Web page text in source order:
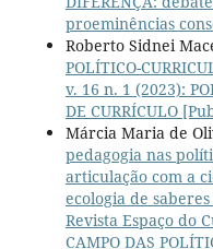
proeminências
Roberto Sidnei
POLÍTICO-
v. 16 n. 1 (2023):
DE CURRÍCULO
Márcia Maria de
pedagogia nas
articulação com a
ecologia de
Revista Espaço do
CAMPO DAS